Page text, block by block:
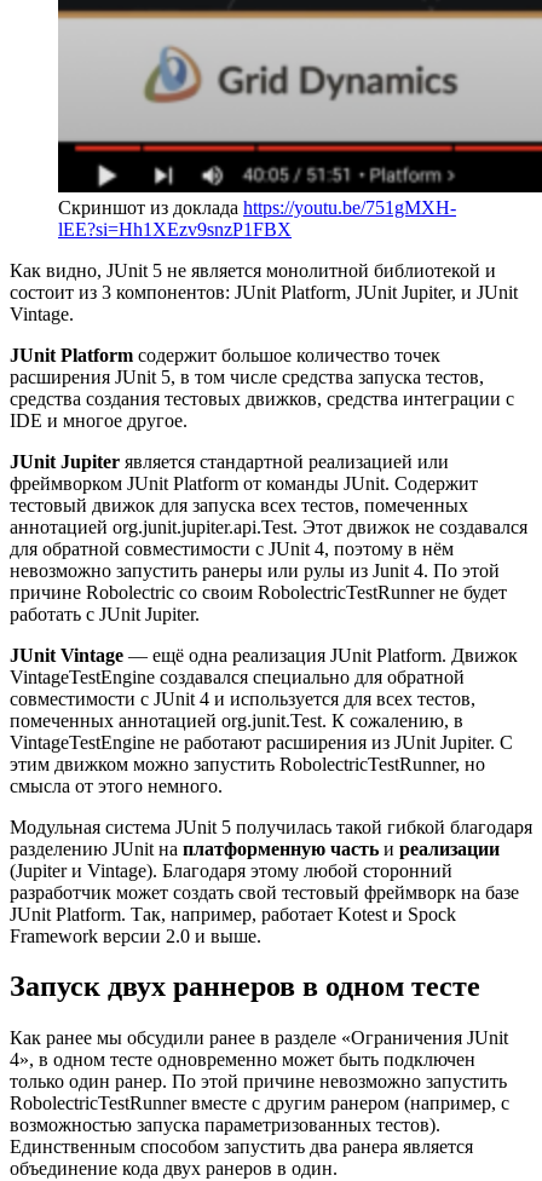
Скриншот из доклада https://youtu.be/751gMXH-
lEE?si=Hh1XEzv9snzP1FBX
Как видно, JUnit 5 не является монолитной библиотекой и
состоит из 3 компонентов: JUnit Platform, JUnit Jupiter, и JUnit
Vintage.
JUnit Platform содержит большое количество точек
расширения JUnit 5, в том числе средства запуска тестов,
средства создания тестовых движков, средства интеграции с
IDE и многое другое.
JUnit Jupiter является стандартной реализацией или
фреймворком JUnit Platform от команды JUnit. Содержит
тестовый движок для запуска всех тестов, помеченных
аннотацией org.junit.jupiter.api.Test. Этот движок не создавался
для обратной совместимости с JUnit 4, поэтому в нём
невозможно запустить ранеры или рулы из Junit 4. По этой
причине Robolectric со своим RobolectricTestRunner не будет
работать с JUnit Jupiter.
JUnit Vintage — ещё одна реализация JUnit Platform. Движок
VintageTestEngine создавался специально для обратной
совместимости с JUnit 4 и используется для всех тестов,
помеченных аннотацией org.junit.Test. К сожалению, в
VintageTestEngine не работают расширения из JUnit Jupiter. С
этим движком можно запустить RobolectricTestRunner, но
смысла от этого немного.
Модульная система JUnit 5 получилась такой гибкой благодаря
разделению JUnit на платформенную часть и реализации
(Jupiter и Vintage). Благодаря этому любой сторонний
разработчик может создать свой тестовый фреймворк на базе
JUnit Platform. Так, например, работает Kotest и Spock
Framework версии 2.0 и выше.
Запуск двух раннеров в одном тесте
Как ранее мы обсудили ранее в разделе «Ограничения JUnit
4», в одном тесте одновременно может быть подключен
только один ранер. По этой причине невозможно запустить
RobolectricTestRunner вместе с другим ранером (например, с
возможностью запуска параметризованных тестов).
Единственным способом запустить два ранера является
объединение кода двух ранеров в один.